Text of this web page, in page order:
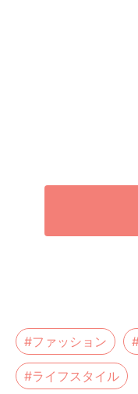
#ファッション
#ライフスタイル